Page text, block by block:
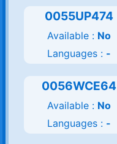
0055UP474
Available : No
Languages : -
0056WCE64
Available : No
Languages : -